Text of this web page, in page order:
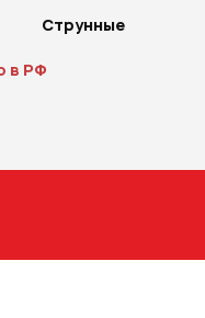
Струнные
в РФ